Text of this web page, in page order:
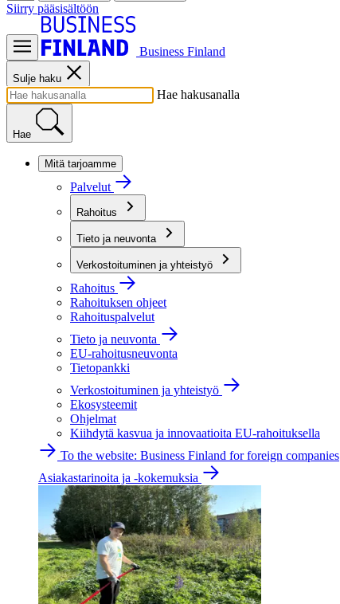
Siirry pääsisältöön
Business Finland
Sulje haku
Hae hakusanalla
Hae
Mitä tarjoamme
Palvelut
Rahoitus
Tieto ja neuvonta
Verkostoituminen ja yhteistyö
Rahoitus
Rahoituksen ohjeet
Rahoituspalvelut
Tieto ja neuvonta
EU-rahoitusneuvonta
Tietopankki
Verkostoituminen ja yhteistyö
Ekosysteemit
Ohjelmat
Kiihdytä kasvua ja innovaatioita EU-rahoituksella
To the website: Business Finland for foreign companies
Asiakastarinoita ja -kokemuksia